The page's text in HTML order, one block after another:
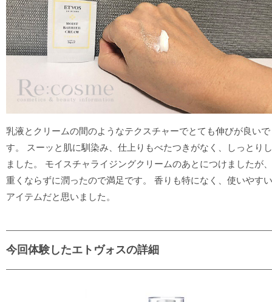
乳液とクリームの間のようなテクスチャーでとても伸びが良いで
す。 スーッと肌に馴染み、仕上りもべたつきがなく、しっとりし
ました。 モイスチャライジングクリームのあとにつけましたが、
重くならずに潤ったので満足です。 香りも特になく、使いやすい
アイテムだと思いました。
今回体験したエトヴォスの詳細